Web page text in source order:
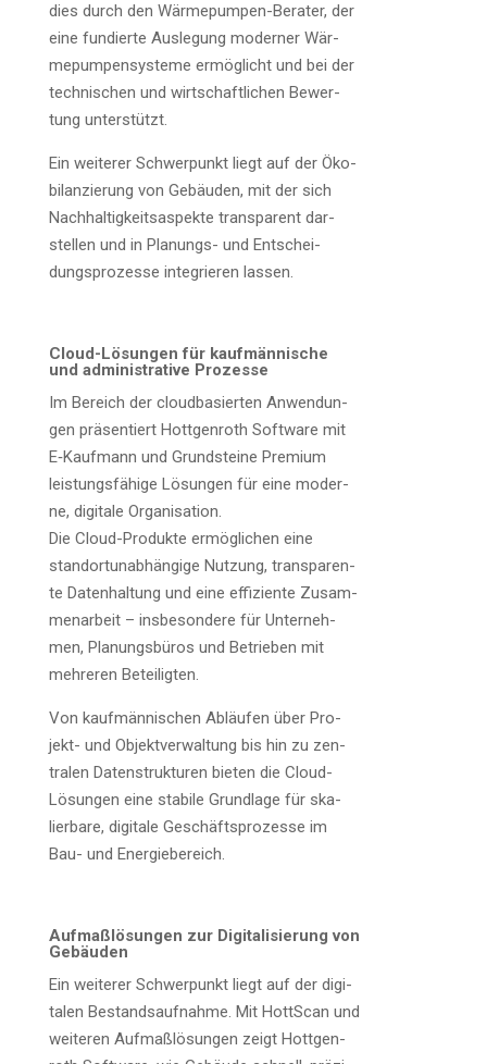
dies durch den Wär­me­pum­pen-Bera­ter, der
eine fun­dier­te Aus­le­gung moder­ner Wär­
me­pum­pen­sys­te­me ermög­licht und bei der
tech­ni­schen und wirt­schaft­li­chen Bewer­
tung unterstützt.
Ein wei­te­rer Schwer­punkt liegt auf der Öko­
bi­lan­zie­rung von Gebäu­den, mit der sich
Nach­hal­tig­keits­aspek­te trans­pa­rent dar­
stel­len und in Pla­nungs- und Ent­schei­
dungs­pro­zes­se inte­grie­ren lassen.
Cloud-Lösun­gen für kauf­män­ni­sche
und admi­nis­tra­ti­ve Prozesse
Im Bereich der cloud­ba­sier­ten Anwen­dun­
gen prä­sen­tiert Hott­gen­roth Soft­ware mit
E‑Kaufmann und Grund­stei­ne Pre­mi­um
leis­tungs­fä­hi­ge Lösun­gen für eine moder­
ne, digi­ta­le Orga­ni­sa­ti­on.
Die Cloud-Pro­duk­te ermög­li­chen eine
stand­ort­un­ab­hän­gi­ge Nut­zung, trans­pa­ren­
te Daten­hal­tung und eine effi­zi­en­te Zusam­
men­ar­beit – ins­be­son­de­re für Unter­neh­
men, Pla­nungs­bü­ros und Betrie­ben mit
meh­re­ren Beteiligten.
Von kauf­män­ni­schen Abläu­fen über Pro­
jekt- und Objekt­ver­wal­tung bis hin zu zen­
tra­len Daten­struk­tu­ren bie­ten die Cloud-
Lösun­gen eine sta­bi­le Grund­la­ge für ska­
lier­ba­re, digi­ta­le Geschäfts­pro­zes­se im
Bau- und Energiebereich.
Auf­maß­lö­sun­gen zur Digi­ta­li­sie­rung von
Gebäuden
Ein wei­te­rer Schwer­punkt liegt auf der digi­
ta­len Bestands­auf­nah­me. Mit Hott­Scan und
wei­te­ren Auf­maß­lö­sun­gen zeigt Hott­gen­